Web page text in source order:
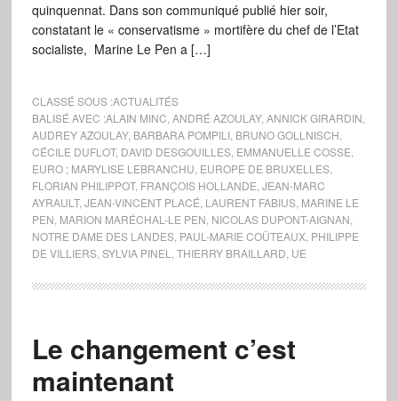
quinquennat. Dans son communiqué publié hier soir,
constatant le « conservatisme » mortifère du chef de l’Etat
socialiste, Marine Le Pen a […]
CLASSÉ SOUS :ACTUALITÉS
BALISÉ AVEC :ALAIN MINC ANDRÉ AZOULAY, ANNICK GIRARDIN
AUDREY AZOULAY, BARBARA POMPILI, BRUNO GOLLNISCH
CÉCILE DUFLOT, DAVID DESGOUILLES, EMMANUELLE COSSE
EURO ; MARYLISE LEBRANCHU EUROPE DE BRUXELLES,
FLORIAN PHILIPPOT, FRANÇOIS HOLLANDE JEAN-MARC
AYRAULT, JEAN-VINCENT PLACÉ LAURENT FABIUS, MARINE LE
PEN MARION MARÉCHAL-LE PEN NICOLAS DUPONT-AIGNAN
NOTRE DAME DES LANDES, PAUL-MARIE COÛTEAUX, PHILIPPE
DE VILLIERS, SYLVIA PINEL THIERRY BRAILLARD UE
Le changement c’est
maintenant